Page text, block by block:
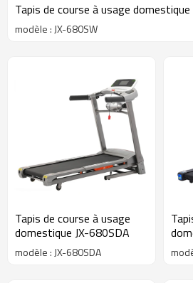
Tapis de course à usage
modèle : JX-680SW
Tapis de course à usage
domestique JX-680SDA
modèle : JX-680SDA